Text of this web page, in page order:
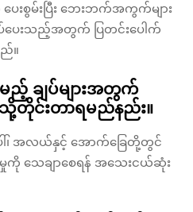
စွမ်းပြီး ဘေးဘက်အကွက်များ
ပေးသည့်အတွက် ပြတင်းပေါက်
။
ချပ်များအတွက်
တိုင်းတာရမည်နည်း။
ါ်၊ အလယ်နှင့် အောက်ခြေတို့တွင်
မှုကို သေချာစေရန် အသေးငယ်ဆုံး